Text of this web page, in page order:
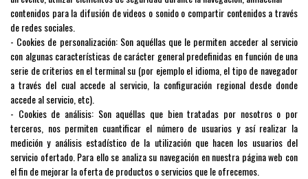
contenidos para la difusión de videos o sonido o compartir contenidos a través
de redes sociales.
- Cookies de personalización: Son aquéllas que le permiten acceder al servicio
con algunas características de carácter general predefinidas en función de una
serie de criterios en el terminal su (por ejemplo el idioma, el tipo de navegador
a través del cual accede al servicio, la configuración regional desde donde
accede al servicio, etc).
- Cookies de análisis: Son aquéllas que bien tratadas por nosotros o por
terceros, nos permiten cuantificar el número de usuarios y así realizar la
medición y análisis estadístico de la utilización que hacen los usuarios del
servicio ofertado. Para ello se analiza su navegación en nuestra página web con
el fin de mejorar la oferta de productos o servicios que le ofrecemos.